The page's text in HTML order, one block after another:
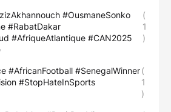
#OusmaneSonko
#RabatDakar
#AfriqueAtlantique #CAN2025
(
1
)
#AfricanFootball #SenegalWinner
#StopHateInSports
(
1
)